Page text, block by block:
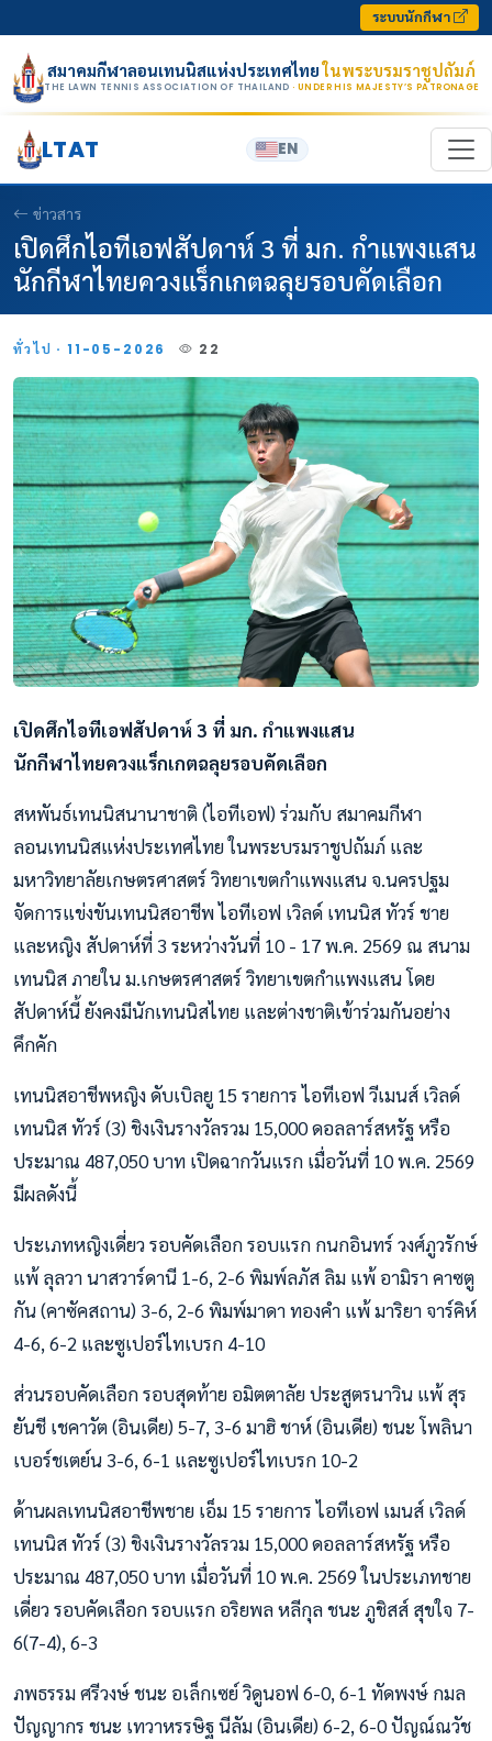
ระบบนักกีฬา
สมาคมกีฬาลอนเทนนิสแห่งประเทศไทยในพระบรมราชูปถัมภ์
THE LAWN TENNIS ASSOCIATION OF THAILAND · UNDER HIS MAJESTY’S PATRONAGE
LTAT EN
ข่าวสาร
เปิดศึกไอทีเอฟสัปดาห์ 3 ที่ มก. กำแพงแสน
นักกีฬาไทยควงแร็กเกตฉลุยรอบคัดเลือก
ทั่วไป · 11-05-2026 22
เปิดศึกไอทีเอฟสัปดาห์ 3 ที่ มก. กำแพงแสน
นักกีฬาไทยควงแร็กเกตฉลุยรอบคัดเลือก
สหพันธ์เทนนิสนานาชาติ (ไอทีเอฟ) ร่วมกับ สมาคมกีฬา
ลอนเทนนิสแห่งประเทศไทย ในพระบรมราชูปถัมภ์ และ
มหาวิทยาลัยเกษตรศาสตร์ วิทยาเขตกำแพงแสน จ.นครปฐม
จัดการแข่งขันเทนนิสอาชีพ ไอทีเอฟ เวิลด์ เทนนิส ทัวร์ ชาย
และหญิง สัปดาห์ที่ 3 ระหว่างวันที่ 10 - 17 พ.ค. 2569 ณ สนาม
เทนนิส ภายใน ม.เกษตรศาสตร์ วิทยาเขตกำแพงแสน โดย
สัปดาห์นี้ ยังคงมีนักเทนนิสไทย และต่างชาติเข้าร่วมกันอย่าง
คึกคัก
เทนนิสอาชีพหญิง ดับเบิลยู 15 รายการ ไอทีเอฟ วีเมนส์ เวิลด์
เทนนิส ทัวร์ (3) ชิงเงินรางวัลรวม 15,000 ดอลลาร์สหรัฐ หรือ
ประมาณ 487,050 บาท เปิดฉากวันแรก เมื่อวันที่ 10 พ.ค. 2569
มีผลดังนี้
ประเภทหญิงเดี่ยว รอบคัดเลือก รอบแรก กนกอินทร์ วงศ์ภูวรักษ์
แพ้ ลุลวา นาสวาร์ดานี 1-6, 2-6 พิมพ์ลภัส ลิม แพ้ อามิรา คาซตู
กัน (คาซัคสถาน) 3-6, 2-6 พิมพ์มาดา ทองคำ แพ้ มาริยา จาร์คิห์
4-6, 6-2 และซูเปอร์ไทเบรก 4-10
ส่วนรอบคัดเลือก รอบสุดท้าย อมิตตาลัย ประสูตรนาวิน แพ้ สุร
ยันชี เชคาวัต (อินเดีย) 5-7, 3-6 มาฮิ ชาห์ (อินเดีย) ชนะ โพลินา
เบอร์ชเตย์น 3-6, 6-1 และซูเปอร์ไทเบรก 10-2
ด้านผลเทนนิสอาชีพชาย เอ็ม 15 รายการ ไอทีเอฟ เมนส์ เวิลด์
เทนนิส ทัวร์ (3) ชิงเงินรางวัลรวม 15,000 ดอลลาร์สหรัฐ หรือ
ประมาณ 487,050 บาท เมื่อวันที่ 10 พ.ค. 2569 ในประเภทชาย
เดี่ยว รอบคัดเลือก รอบแรก อริยพล หลีกุล ชนะ ภูชิสส์ สุขใจ 7-
6(7-4), 6-3
ภพธรรม ศรีวงษ์ ชนะ อเล็กเซย์ วิดูนอฟ 6-0, 6-1 ทัดพงษ์ กมล
ปัญญากร ชนะ เทวาหรรษิฐ นีลัม (อินเดีย) 6-2, 6-0 ปัญณ์ณวัช